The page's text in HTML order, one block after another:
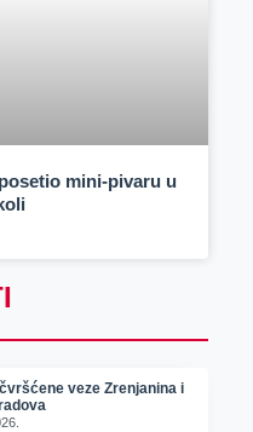
mini-pivaru u
veze Zrenjanina i